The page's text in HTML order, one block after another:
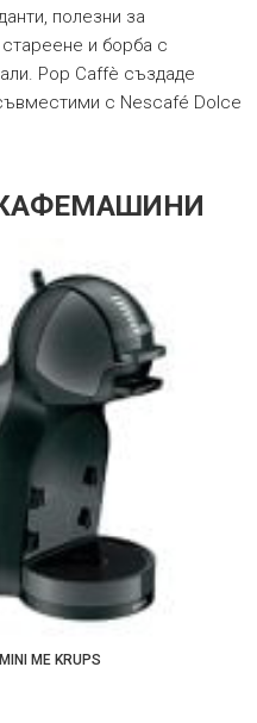
полезни за
и борба с
Pop Caffè създаде
с Nescafé Dolce
MINI ME KRUPS